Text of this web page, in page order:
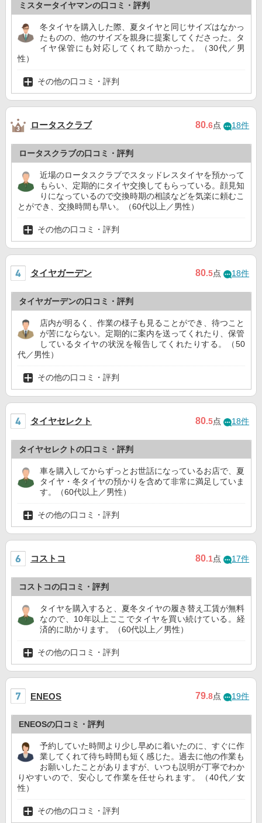
ミスタータイヤマンの口コミ・評判
冬タイヤを購入した際、夏タイヤと同じサイズはなかっ
たものの、他のサイズを親身に提案してくださった。タ
イヤ保管にも対応してくれて助かった。（30代／男
性）
その他の口コミ・評判
ロータスクラブ 80.6点 18件
ロータスクラブの口コミ・評判
近場のロータスクラブでスタッドレスタイヤを預かって
もらい、定期的にタイヤ交換してもらっている。顔見知
りになっているので交換時期の相談などを気楽に頼むこ
とができ、交換時間も早い。（60代以上／男性）
その他の口コミ・評判
タイヤガーデン 80.5点 18件
タイヤガーデンの口コミ・評判
店内が明るく、作業の様子も見ることができ、待つこと
が苦にならない。定期的に案内を送ってくれたり、保管
しているタイヤの状況を報告してくれたりする。（50
代／男性）
その他の口コミ・評判
タイヤセレクト 80.5点 18件
タイヤセレクトの口コミ・評判
車を購入してからずっとお世話になっているお店で、夏
タイヤ・冬タイヤの預かりを含めて非常に満足していま
す。（60代以上／男性）
その他の口コミ・評判
コストコ 80.1点 17件
コストコの口コミ・評判
タイヤを購入すると、夏冬タイヤの履き替え工賃が無料
なので、10年以上ここでタイヤを買い続けている。経
済的に助かります。（60代以上／男性）
その他の口コミ・評判
ENEOS 79.8点 19件
ENEOSの口コミ・評判
予約していた時間より少し早めに着いたのに、すぐに作
業してくれて待ち時間も短く感じた。過去に他の作業も
お願いしたことがありますが、いつも説明が丁寧でわか
りやすいので、安心して作業を任せられます。（40代／女
性）
その他の口コミ・評判